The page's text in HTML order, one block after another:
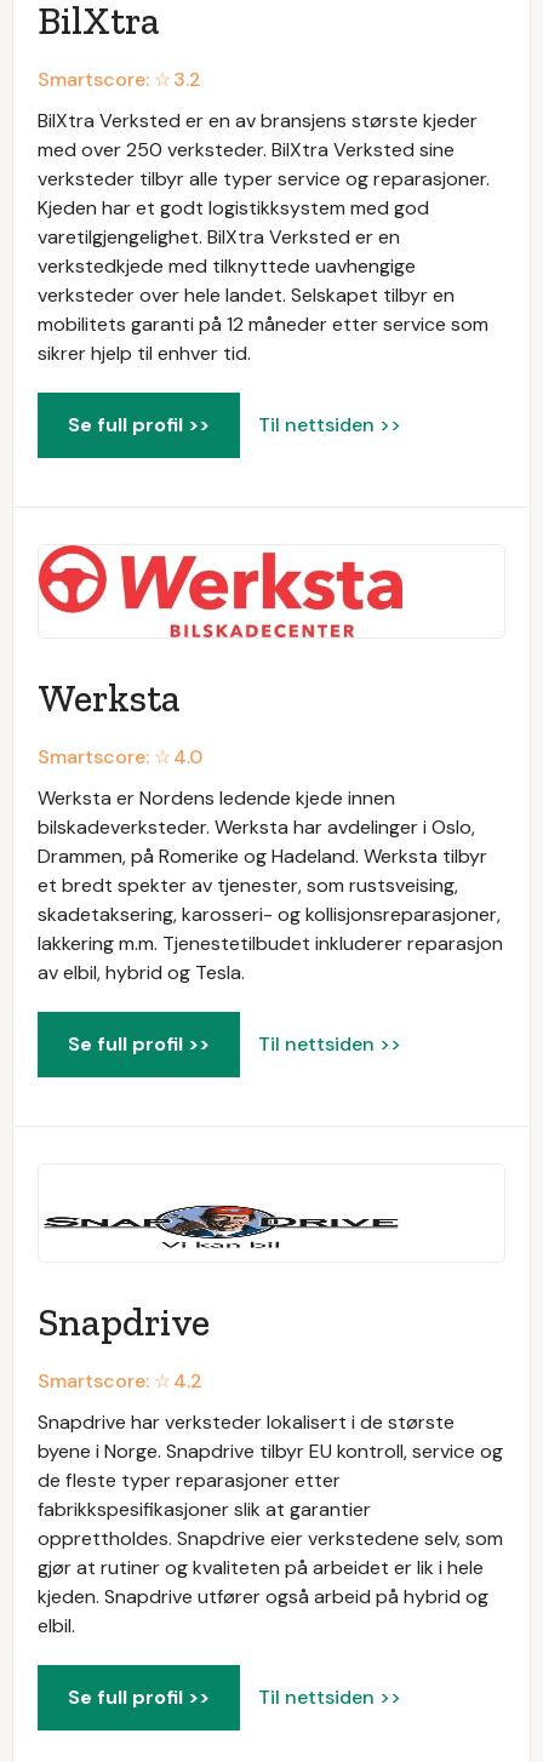
BilXtra
Smartscore: ☆3.2
BilXtra Verksted er en av bransjens største kjeder
med over 250 verksteder. BilXtra Verksted sine
verksteder tilbyr alle typer service og reparasjoner.
Kjeden har et godt logistikksystem med god
varetilgjengelighet. BilXtra Verksted er en
verkstedkjede med tilknyttede uavhengige
verksteder over hele landet. Selskapet tilbyr en
mobilitets garanti på 12 måneder etter service som
sikrer hjelp til enhver tid.
Se full profil >> Til nettsiden >>
Werksta
Smartscore: ☆4.0
Werksta er Nordens ledende kjede innen
bilskadeverksteder. Werksta har avdelinger i Oslo,
Drammen, på Romerike og Hadeland. Werksta tilbyr
et bredt spekter av tjenester, som rustsveising,
skadetaksering, karosseri- og kollisjonsreparasjoner,
lakkering m.m. Tjenestetilbudet inkluderer reparasjon
av elbil, hybrid og Tesla.
Se full profil >> Til nettsiden >>
Snapdrive
Smartscore: ☆4.2
Snapdrive har verksteder lokalisert i de største
byene i Norge. Snapdrive tilbyr EU kontroll, service og
de fleste typer reparasjoner etter
fabrikkspesifikasjoner slik at garantier
opprettholdes. Snapdrive eier verkstedene selv, som
gjør at rutiner og kvaliteten på arbeidet er lik i hele
kjeden. Snapdrive utfører også arbeid på hybrid og
elbil.
Se full profil >> Til nettsiden >>